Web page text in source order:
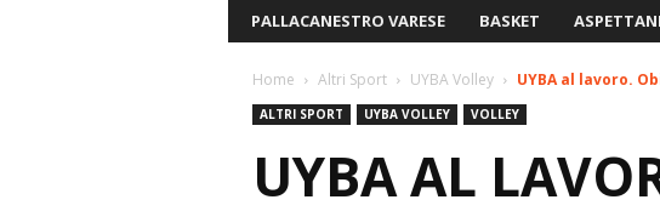
PALLACANESTRO VARESE
BASKET
Home Altri Sport UYBA Volley UYBA al lavoro.
ALTRI SPORT UYBA VOLLEY VOLLEY
UYBA AL